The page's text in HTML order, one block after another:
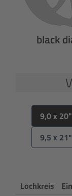
black
9,0 x 20"
9,5 x 21"
Lochkreis